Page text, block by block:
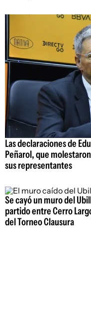
Las declaraciones de
Peñarol, que
sus representantes
Se cayó un muro del
partido entre Cerro
del Torneo Clausura